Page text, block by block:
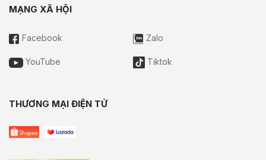
MẠNG XÃ HỘI
Facebook Zalo
YouTube Tiktok
THƯƠNG MẠI ĐIỆN TỬ